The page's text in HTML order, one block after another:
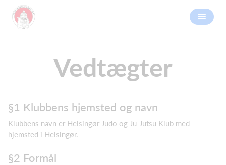
Vedtægter
§1 Klubbens hjemsted og navn
Klubbens navn er Helsingør Judo og Ju-Jutsu Klub med
hjemsted i Helsingør.
§2 Formål